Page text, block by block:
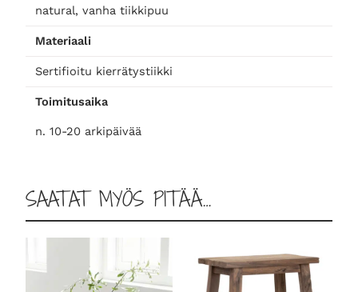
natural, vanha tiikkipuu
Materiaali
Sertifioitu kierrätystiikki
Toimitusaika
n. 10-20 arkipäivää
SAATAT MYÖS PITÄÄ…